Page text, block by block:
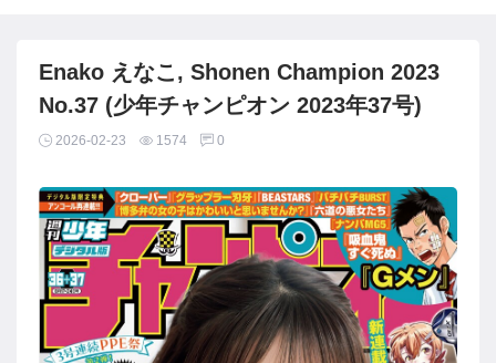
Enako えなこ, Shonen Champion 2023
No.37 (少年チャンピオン 2023年37号)
2026-02-23 1574 0